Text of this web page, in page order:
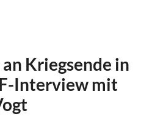
Kriegsende in
Interview mit